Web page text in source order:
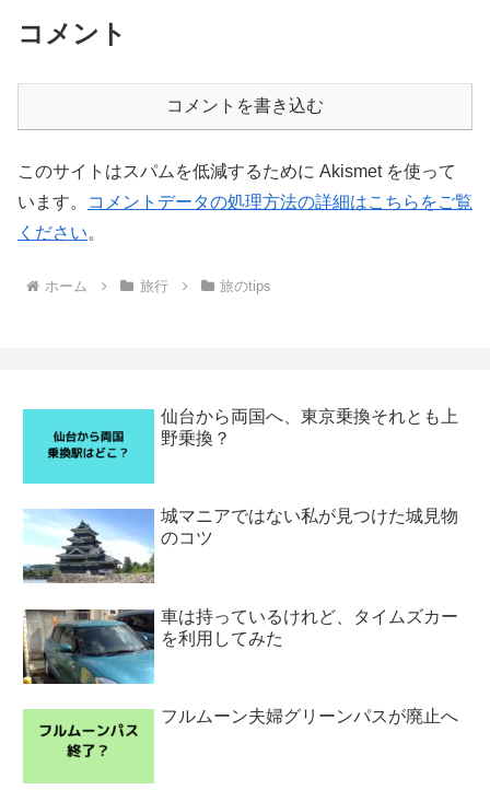
コメント
コメントを書き込む
このサイトはスパムを低減するために Akismet を使って
います。
コメントデータの処理方法の詳細はこちらをご覧
ください。
ホーム 旅行 旅のtips
仙台から両国へ、東京乗換それとも上
野乗換？
城マニアではない私が見つけた城見物
のコツ
車は持っているけれど、タイムズカー
を利用してみた
フルムーン夫婦グリーンパスが廃止へ